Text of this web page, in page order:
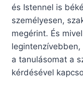
és Istennel is
személyesen,
megérint. És
a tanulásomat a
kérdésével